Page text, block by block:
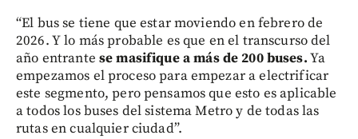
“El bus se tiene que estar moviendo en febrero de
2026. Y lo más probable es que en el transcurso del
año entrante se masifique a más de 200 buses.Ya
empezamos el proceso para empezar a electrificar
este segmento, pero pensamos que esto es aplicable
a todos los buses del sistema Metro y de todas las
rutas en cualquier ciudad”.